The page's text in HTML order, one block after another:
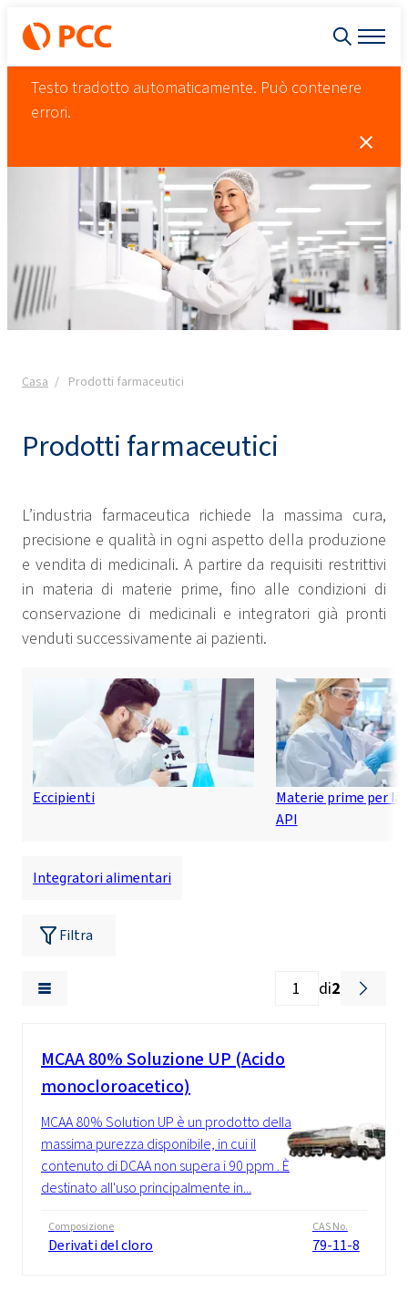
Testo tradotto automaticamente. Può contenere
errori.
Casa Prodotti farmaceutici
Prodotti farmaceutici
L’industria farmaceutica richiede la massima cura,
precisione e qualità in ogni aspetto della produzione
e vendita di medicinali. A partire da requisiti restrittivi
in materia di materie prime, fino alle condizioni di
conservazione di medicinali e integratori già pronti
venduti successivamente ai pazienti.
Eccipienti
Materie prime per la
API
Integratori alimentari
Filtra
di2
MCAA 80% Soluzione UP (Acido
monocloroacetico)
MCAA 80% Solution UP è un prodotto della
massima purezza disponibile, in cui il
contenuto di DCAA non supera i 90 ppm . È
destinato all'uso principalmente in...
Composizione
Derivati del cloro
CAS No.
79-11-8